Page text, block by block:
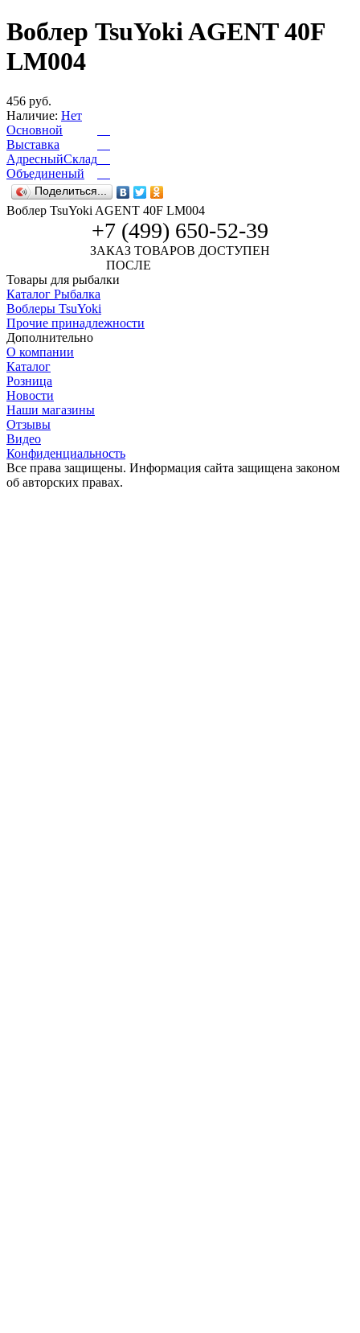
Воблер TsuYoki AGENT 40F
LM004
456 руб.
Наличие: Нет
Основной
Выставка
АдресныйСклад
Объединеный
Поделиться...
Воблер TsuYoki AGENT 40F LM004
+7 (499) 650-52-39
ЗАКАЗ ТОВАРОВ ДОСТУПЕН
ПОСЛЕ
Товары для рыбалки
Каталог Рыбалка
Воблеры TsuYoki
Прочие принадлежности
Дополнительно
О компании
Каталог
Розница
Новости
Наши магазины
Отзывы
Видео
Конфиденциальность
Все права защищены. Информация сайта защищена законом
об авторских правах.